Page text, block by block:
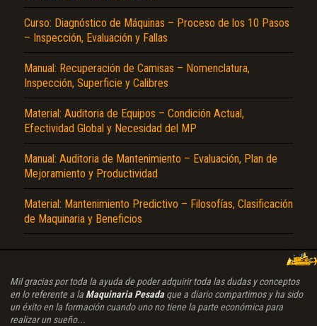
Curso: Diagnóstico de Máquinas – Proceso de los 10 Pasos
– Inspección, Evaluación y Fallas
Manual: Recuperación de Camisas – Nomenclatura,
Inspección, Superficie y Calibres
Material: Auditoria de Equipos – Condición Actual,
Efectividad Global y Necesidad del MP
Manual: Auditoria de Mantenimiento – Evaluación, Plan de
Mejoramiento y Productividad
Material: Mantenimiento Predictivo – Filosofías, Clasificación
de Maquinaria y Beneficios
Mil gracias por toda la ayuda de poder adquirir toda las dudas y conceptos
en lo referente a la Maquinaria Pesadaque a diario compartimos y ha sido
un éxito en la formación cuando uno no tiene la parte económica para
realizar un sueño...